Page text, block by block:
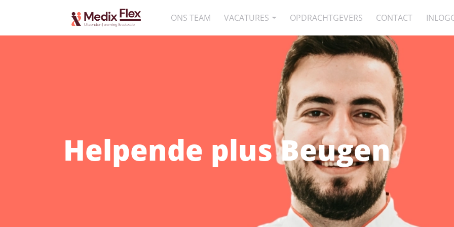
ONS TEAM VACATURES OPDRACHTGEVERS CONTACT
Helpende plus Beugen